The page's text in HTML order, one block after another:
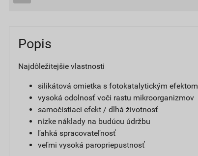
Popis
Najdôležitejšie vlastnosti
silikátová omietka s fotokatalytickým efektom
vysoká odolnosť voči rastu mikroorganizmov
samočistiaci efekt / dlhá životnosť
nízke náklady na budúcu údržbu
ľahká spracovateľnosť
veľmi vysoká paropriepustnosť